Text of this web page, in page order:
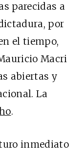
parecidas a
por
el tiempo,
Macri
abiertas y
La
.
inmediato